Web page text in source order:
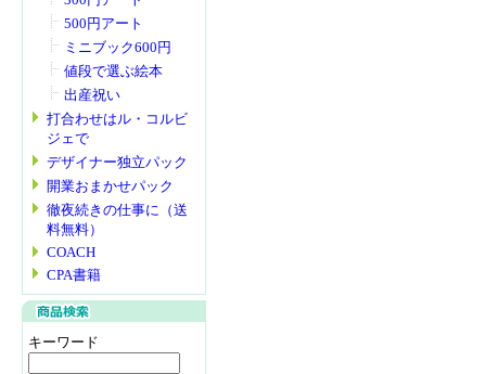
500円アート
ミニブック600円
値段で選ぶ絵本
出産祝い
打合わせはル・コルビ
ジェで
デザイナー独立パック
開業おまかせパック
徹夜続きの仕事に（送
料無料）
COACH
CPA書籍
キーワード